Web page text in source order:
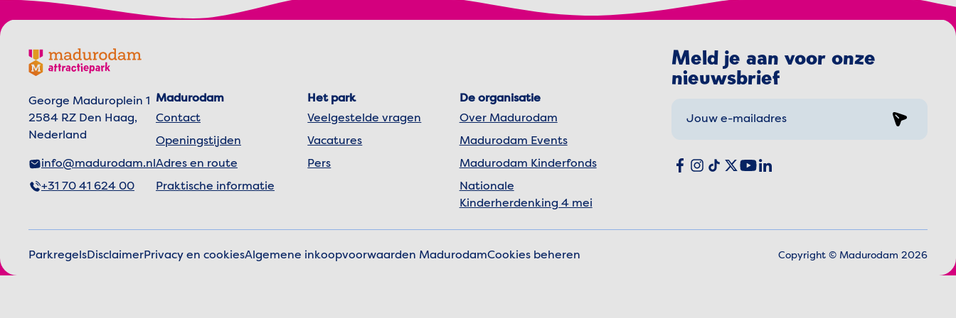
Footer menu
Madurodam logo, naar de homepage
George Maduroplein 1
2584 RZ Den Haag,
Nederland
info@madurodam.nl
+31 70 41 624 00
Madurodam
Contact
Openingstijden
Adres en route
Praktische informatie
Het park
Veelgestelde vragen
Vacatures
Pers
De organisatie
Over Madurodam
Madurodam Events
Madurodam Kinderfonds
Nationale
Kinderherdenking 4 mei
Meld je aan voor onze
nieuwsbrief
Social media
Facebook
Instagram
TikTok
X YouTube
LinkedIn
Juridische informatie
ParkregelsDisclaimerPrivacy en cookiesAlgemene inkoopvoorwaarden MadurodamCookies beheren Copyright © Madurodam 2026